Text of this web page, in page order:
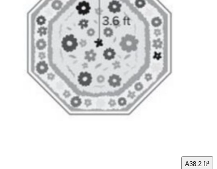
A38.2 ft²